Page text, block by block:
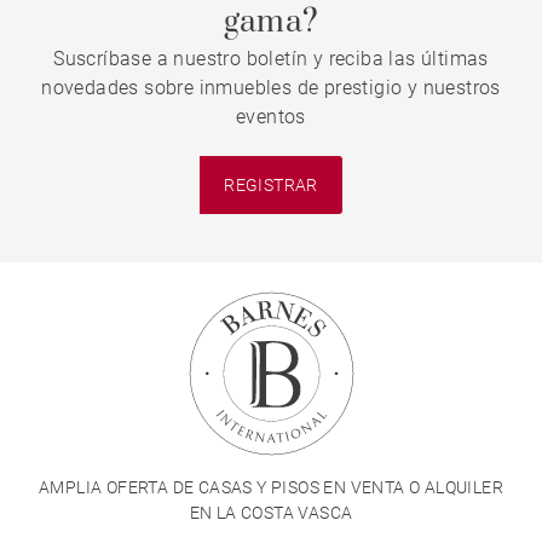
gama?
Suscríbase a nuestro boletín y reciba las últimas
novedades sobre inmuebles de prestigio y nuestros
eventos
REGISTRAR
AMPLIA OFERTA DE CASAS Y PISOS EN VENTA O ALQUILER
EN LA COSTA VASCA